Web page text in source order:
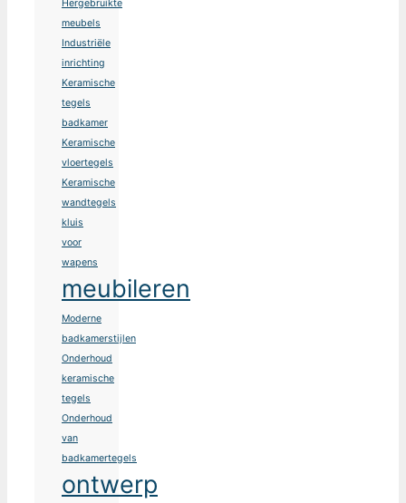
Hergebruikte
meubels
Industriële
inrichting
Keramische
tegels
badkamer
Keramische
vloertegels
Keramische
wandtegels
kluis
voor
wapens
meubileren
Moderne
badkamerstijlen
Onderhoud
keramische
tegels
Onderhoud
van
badkamertegels
ontwerp